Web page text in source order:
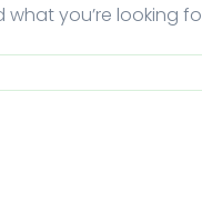
what you’re looking